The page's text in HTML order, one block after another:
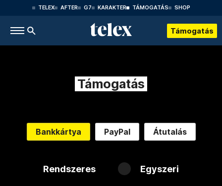
TELEX AFTER G7 KARAKTER TÁMOGATÁS SHOP
Támogatás
Támogatás
Bankkártya PayPal Átutalás
Rendszeres Egyszeri